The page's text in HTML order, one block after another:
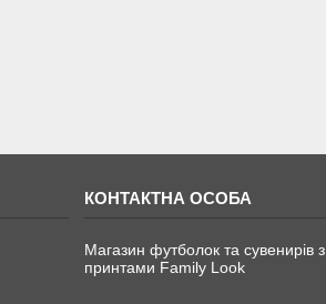
Магазин футболок та сувенирів з
принтами Family Look